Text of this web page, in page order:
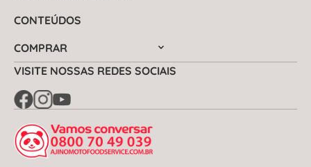
CONTEÚDOS
COMPRAR
VISITE NOSSAS REDES SOCIAIS